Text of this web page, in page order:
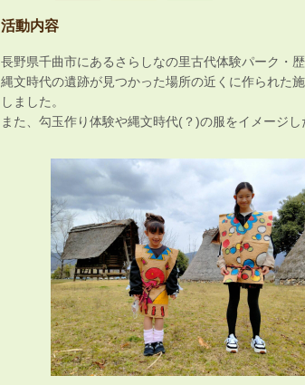
活動内容
長野県千曲市にあるさらしなの里古代体験パーク・
縄文時代の遺跡が見つかった場所の近くに作られた
しました。
また、勾玉作り体験や縄文時代(？)の服をイメージし